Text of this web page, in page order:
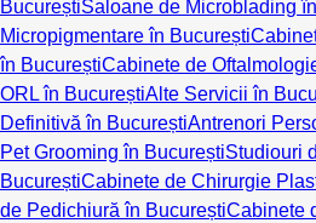
BucureștiSaloane de Microblading
Micropigmentare în București
în BucureștiCabinete de
ORL în BucureștiAlte Servicii în
Definitivă în BucureștiAntrenori
Pet Grooming în BucureștiStudiouri
BucureștiCabinete de Chirurgie
de Pedichiură în BucureștiCabinete